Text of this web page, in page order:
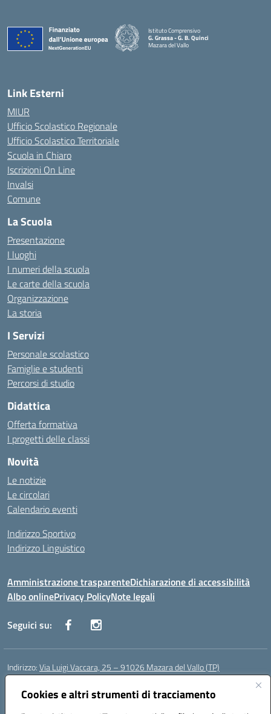
Cookies e altri strumenti di tracciamento
Istituto Comprensivo
G. Grassa - G. B. Quinci
Mazara del Vallo
Link Esterni
MIUR
Ufficio Scolastico Regionale
Ufficio Scolastico Territoriale
Scuola in Chiaro
Iscrizioni On Line
Invalsi
Comune
La Scuola
Presentazione
I luoghi
I numeri della scuola
Le carte della scuola
Organizzazione
La storia
I Servizi
Personale scolastico
Famiglie e studenti
Percorsi di studio
Didattica
Offerta formativa
I progetti delle classi
Novità
Le notizie
Le circolari
Calendario eventi
Indirizzo Sportivo
Indirizzo Linguistico
Amministrazione trasparenteDichiarazione di accessibilità
Albo onlinePrivacy PolicyNote legali
Seguici su:
Indirizzo:Via Luigi Vaccara, 25 – 91026 Mazara del Vallo (TP)
Centralino:
Posta elettronica certificata (PEC):tpic843007@pec.istruzione.it